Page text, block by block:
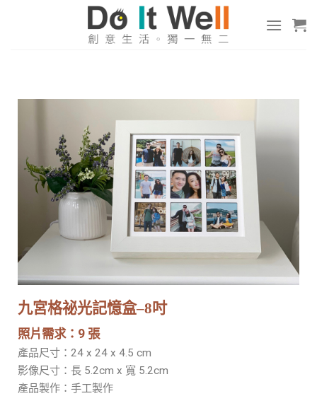
九宮格祕光記憶盒–8吋
照片需求：9 張
產品尺寸：24 x 24 x 4.5 cm
影像尺寸：長 5.2cm x 寬 5.2cm
產品製作：手工製作